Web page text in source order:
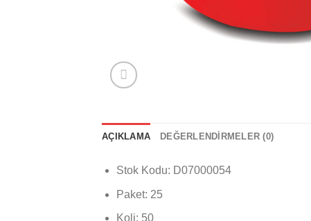
AÇIKLAMA DEĞERLENDIRMELER (0)
Stok Kodu: D07000054
Paket: 25
Koli: 50